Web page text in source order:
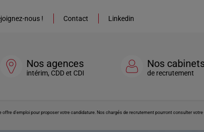
nous ! Contact Linkedin
Nos agences
intérim, CDD et CDI
Nos
de recrutement
d’emploi pour proposer votre candidature. Nos chargés de recrutement pourront consulter votre